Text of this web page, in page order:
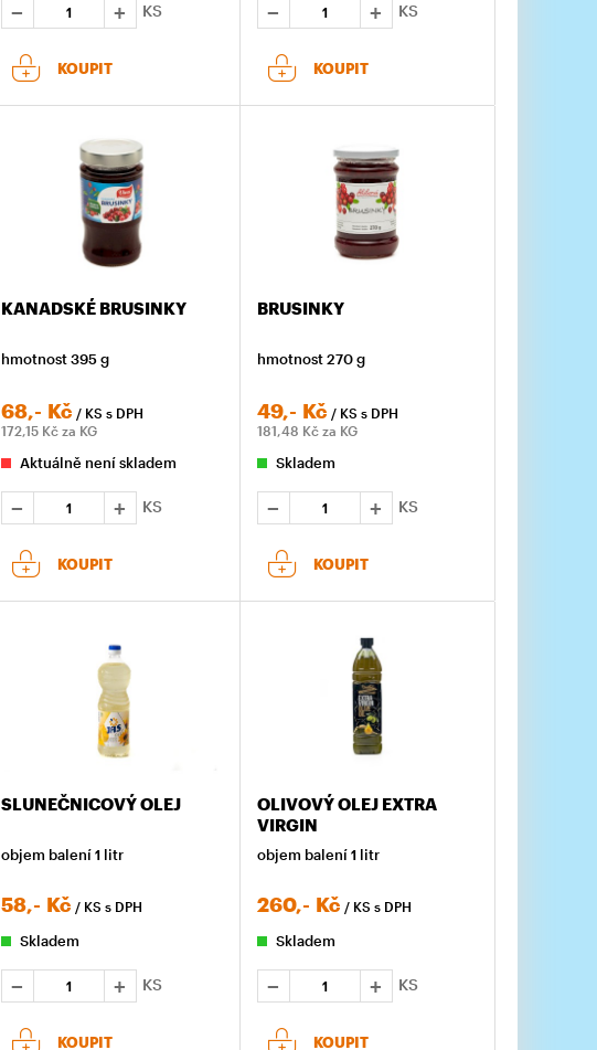
KS
KOUPIT
KS
KOUPIT
KANADSKÉ BRUSINKY
hmotnost 395 g
68,- Kč / KS s DPH
172,15Kč za KG
Aktuálně není skladem
KS
KOUPIT
BRUSINKY
hmotnost 270 g
49,- Kč / KS s DPH
181,48 Kč za KG
Skladem
KS
KOUPIT
SLUNEČNICOVÝ OLEJ
objem balení 1 litr
58,- Kč / KS s DPH
Skladem
KS
KOUPIT
OLIVOVÝ OLEJ EXTRA
VIRGIN
objem balení 1 litr
260,- Kč / KS s DPH
Skladem
KS
KOUPIT